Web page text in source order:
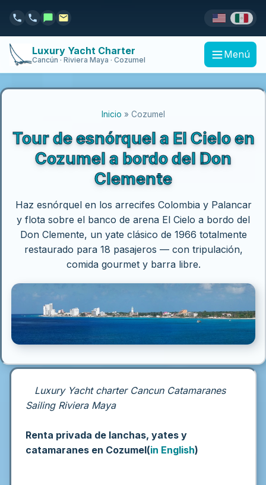
Luxury Yacht Charter
Cancún · Riviera Maya · Cozumel Menú
Inicio » Cozumel
Tour de esnórquel a El Cielo en
Cozumel a bordo del Don
Clemente
Haz esnórquel en los arrecifes Colombia y Palancar
y flota sobre el banco de arena El Cielo a bordo del
Don Clemente, un yate clásico de 1966 totalmente
restaurado para 18 pasajeros — con tripulación,
comida gourmet y barra libre.
Luxury Yacht charter Cancun Catamaranes
Sailing Riviera Maya
Renta privada de lanchas, yates y
catamaranes en Cozumel(in English)